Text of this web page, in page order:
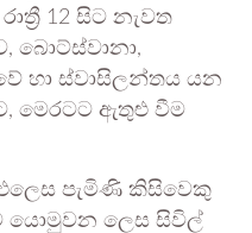
12 සිට නැවත
බොට්ස්වානා,
හා ස්වාසිලන්තය යන
මෙරටට ඇතුළු වීම
පැමිණි කිසිවෙකු
යොමුවන ලෙස සිවිල්